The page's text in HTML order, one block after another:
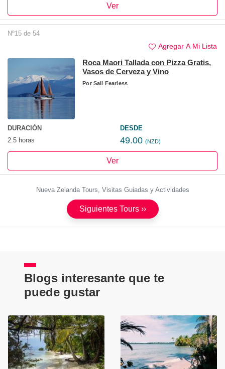
Ver
Nº15 de 54
Agregar A Mi Lista
Roca Maori Tallada con Pizza Gratis,
Vasos de Cerveza y Vino
PorSail Fearless
DURACIÓN
2.5 horas
DESDE
49.00 (NZD)
Ver
Nueva Zelanda Tours, Visitas Guiadas y Actividades
Siguientes Tours ››
Blogs interesante que te
puede gustar